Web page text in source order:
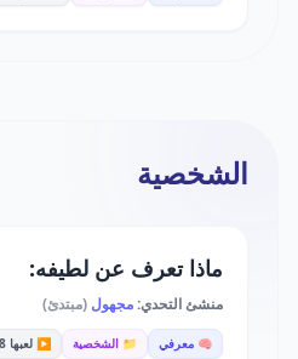
الشخصية
ماذا تعرف عن لطيفه:
منشئ التحدي:مجهول (مبتدئ)
🧠 معرفي 📁 الشخصية ▶️ لعبها 38